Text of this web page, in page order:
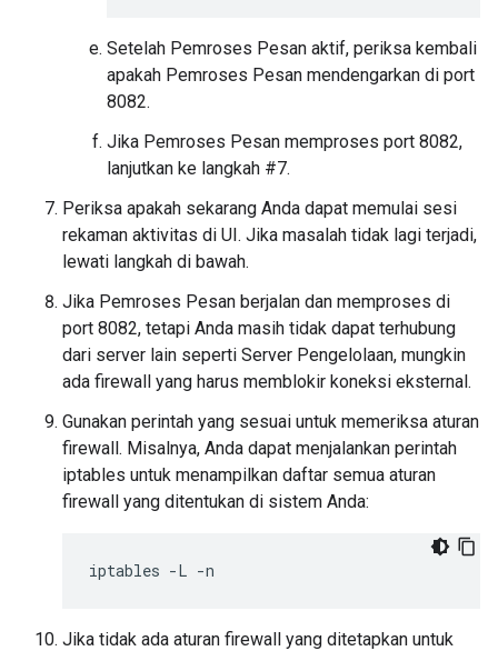
Setelah Pemroses Pesan aktif, periksa kembali
apakah Pemroses Pesan mendengarkan di port
8082.
Jika Pemroses Pesan memproses port 8082,
lanjutkan ke langkah #7.
Periksa apakah sekarang Anda dapat memulai sesi
rekaman aktivitas di UI. Jika masalah tidak lagi terjadi,
lewati langkah di bawah.
Jika Pemroses Pesan berjalan dan memproses di
port 8082, tetapi Anda masih tidak dapat terhubung
dari server lain seperti Server Pengelolaan, mungkin
ada firewall yang harus memblokir koneksi eksternal.
Gunakan perintah yang sesuai untuk memeriksa aturan
firewall. Misalnya, Anda dapat menjalankan perintah
iptables untuk menampilkan daftar semua aturan
firewall yang ditentukan di sistem Anda:
Jika tidak ada aturan firewall yang ditetapkan untuk